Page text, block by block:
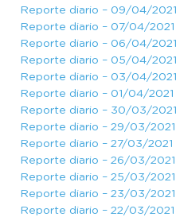
Reporte diario – 09/04/2021
Reporte diario – 07/04/2021
Reporte diario – 06/04/2021
Reporte diario – 05/04/2021
Reporte diario – 03/04/2021
Reporte diario – 01/04/2021
Reporte diario – 30/03/2021
Reporte diario – 29/03/2021
Reporte diario – 27/03/2021
Reporte diario – 26/03/2021
Reporte diario – 25/03/2021
Reporte diario – 23/03/2021
Reporte diario – 22/03/2021